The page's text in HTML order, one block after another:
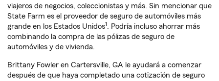
viajeros de negocios, coleccionistas y más. Sin mencionar que
State Farm es el proveedor de seguro de automóviles más
grande en los Estados Unidos1. Podría incluso ahorrar más
combinando la compra de las pólizas de seguro de
automóviles y de vivienda.
Brittany Fowler en Cartersville, GA le ayudará a comenzar
después de que haya completado una cotización de seguro